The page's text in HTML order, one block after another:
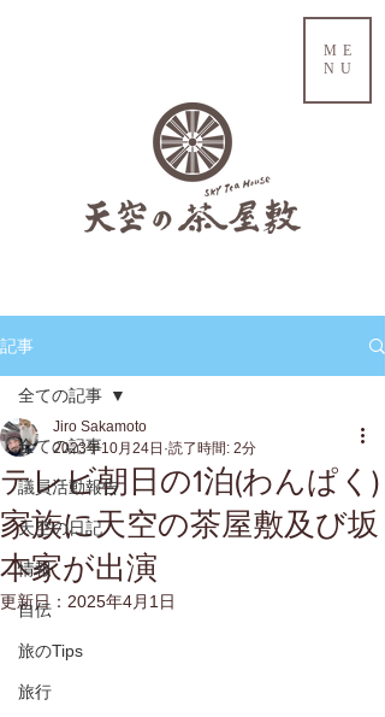
ME
NU
記事
全ての記事
議員活動報告
天空の日記
情報
自伝
旅のTips
旅行
全ての記事
テレビ朝日の1泊(わんぱく)
家族に天空の茶屋敷及び坂
本家が出演
Jiro Sakamoto
2023年10月24日 読了時間: 2分
更新日： 2025年4月1日